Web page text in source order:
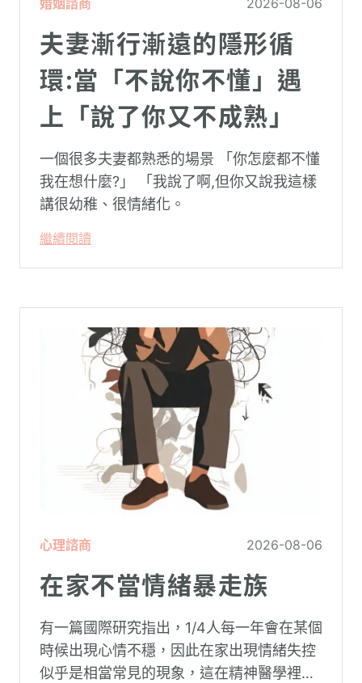
夫妻漸行漸遠的隱形循
環:當「不說你不懂」遇
上「說了你又不成熟」
一個很多夫妻都熟悉的場景 「你怎麼都不懂
我在想什麼?」 「我說了啊,但你又說我這樣
講很幼稚、很情緒化。
繼續閱讀
心理諮商 2026-08-06
在家不當情緒暴走族
有一篇國際研究指出，1/4人每一年會在某個
時候出現心情不穩，因此在家出現情緒失控
似乎是相當常見的現象，這在精神醫學裡不